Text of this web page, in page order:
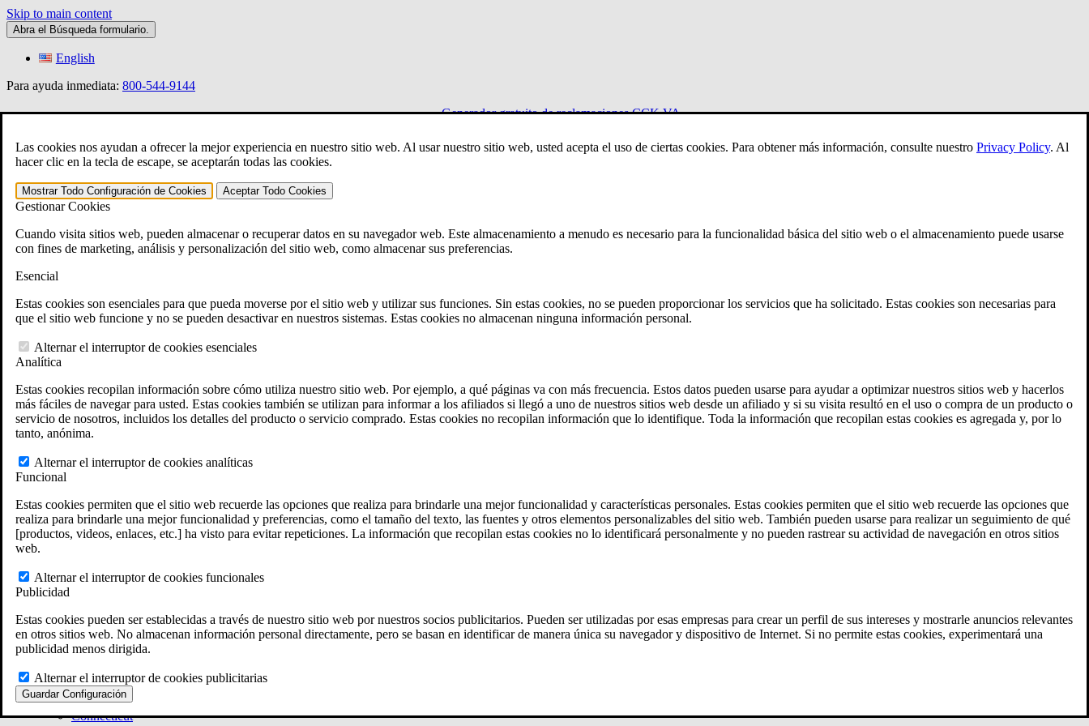
Las cookies nos ayudan a ofrecer la mejor experiencia en nuestro sitio web. Al usar nuestro sitio web, usted acepta el uso de ciertas cookies. Para obtener más información, consulte nuestro Privacy Policy. Al
hacer clic en la tecla de escape, se aceptarán todas las cookies.
Mostrar Todo Configuración de Cookies Aceptar Todo Cookies
Gestionar Cookies
Cuando visita sitios web, pueden almacenar o recuperar datos en su navegador web. Este almacenamiento a menudo es necesario para la funcionalidad básica del sitio web o el almacenamiento puede usarse
con fines de marketing, análisis y personalización del sitio web, como almacenar sus preferencias.
Esencial
Estas cookies son esenciales para que pueda moverse por el sitio web y utilizar sus funciones. Sin estas cookies, no se pueden proporcionar los servicios que ha solicitado. Estas cookies son necesarias para
que el sitio web funcione y no se pueden desactivar en nuestros sistemas. Estas cookies no almacenan ninguna información personal.
Alternar el interruptor de cookies esenciales
Analítica
Estas cookies recopilan información sobre cómo utiliza nuestro sitio web. Por ejemplo, a qué páginas va con más frecuencia. Estos datos pueden usarse para ayudar a optimizar nuestros sitios web y hacerlos
más fáciles de navegar para usted. Estas cookies también se utilizan para informar a los afiliados si llegó a uno de nuestros sitios web desde un afiliado y si su visita resultó en el uso o compra de un producto o
servicio de nosotros, incluidos los detalles del producto o servicio comprado. Estas cookies no recopilan información que lo identifique. Toda la información que recopilan estas cookies es agregada y, por lo
tanto, anónima.
Alternar el interruptor de cookies analíticas
Funcional
Estas cookies permiten que el sitio web recuerde las opciones que realiza para brindarle una mejor funcionalidad y características personales. Estas cookies permiten que el sitio web recuerde las opciones que
realiza para brindarle una mejor funcionalidad y preferencias, como el tamaño del texto, las fuentes y otros elementos personalizables del sitio web. También pueden usarse para realizar un seguimiento de qué
[productos, videos, enlaces, etc.] ha visto para evitar repeticiones. La información que recopilan estas cookies no lo identificará personalmente y no pueden rastrear su actividad de navegación en otros sitios
web.
Alternar el interruptor de cookies funcionales
Publicidad
Estas cookies pueden ser establecidas a través de nuestro sitio web por nuestros socios publicitarios. Pueden ser utilizadas por esas empresas para crear un perfil de sus intereses y mostrarle anuncios relevantes
en otros sitios web. No almacenan información personal directamente, pero se basan en identificar de manera única su navegador y dispositivo de Internet. Si no permite estas cookies, experimentará una
publicidad menos dirigida.
Alternar el interruptor de cookies publicitarias
Guardar Configuración
Skip to main content
Abra el Búsqueda formulario.
English
Para ayuda inmediata: 800-544-9144
Generador gratuito de reclamaciones CCK VA
Open Search Bar Search
401-331-6300
Áreas de Práctica
Ley de veteranos
Recursos jurídicos para veteranos
Preguntas frecuentes
Calculadora de discapacidad del VA
Ubicaciones de fosas de incineración militares
Localizaciones del Agente Naranja
Generador de reclamaciones VA
Evaluación Gratuita del Caso
ERISA & Incapacidad a largo plazo
Preguntas frecuentes sobre la ley ERISA
Calculadora de pago de prestaciones LTD
Todas las leyes y litigios ERISA
Gestión de legados
Áreas que Atendemos
Localizaciones de abogados en VA
Texas
Georgia
California
Rhode Island
Ver todas las sedes de VA Law
Ubicaciones de los abogados ERISA
Massachusetts
Rhode Island
Connecticut